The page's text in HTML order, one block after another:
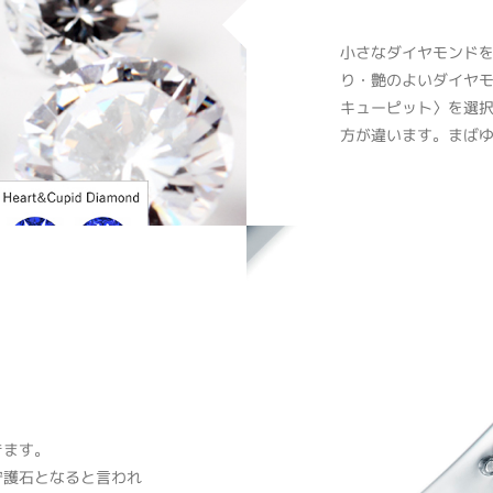
小さなダイヤモンド
り・艶のよいダイヤ
キューピット〉を選
方が違います。まば
す。
石となると言われ